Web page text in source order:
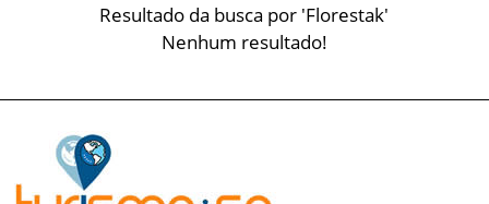
GASTRONOMIA
Resultado da busca por 'Florestak'
Nenhum resultado!